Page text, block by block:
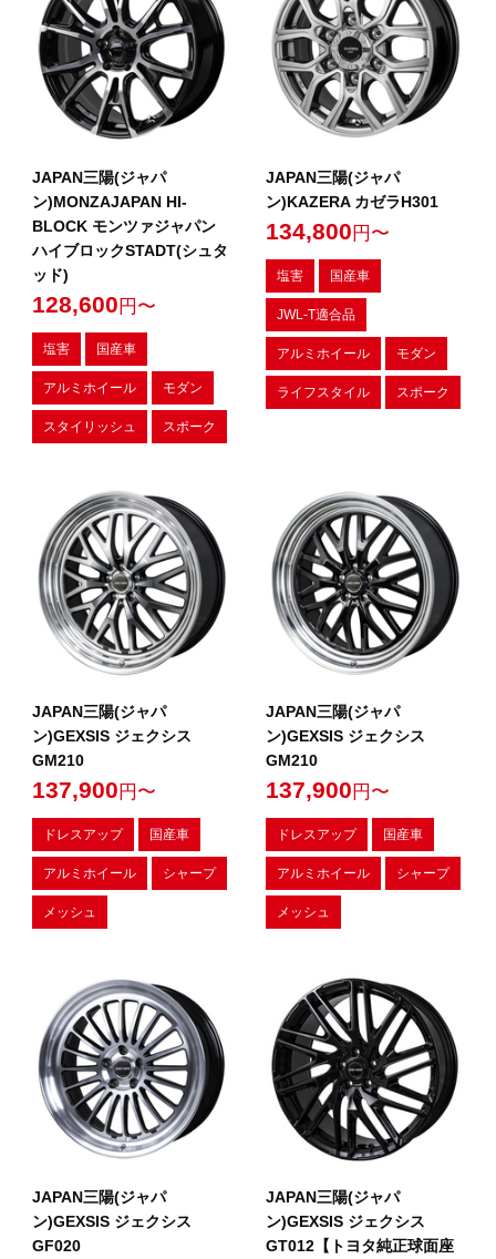
JAPAN三陽(ジャパ
ン)MONZAJAPAN HI-
BLOCK モンツァジャパン
ハイブロックSTADT(シュタ
ッド)
128,600 円〜
塩害 国産車
アルミホイール モダン
スタイリッシュ スポーク
JAPAN三陽(ジャパ
ン)KAZERA カゼラH301
134,800 円〜
塩害 国産車
JWL-T適合品
アルミホイール モダン
ライフスタイル スポーク
JAPAN三陽(ジャパ
ン)GEXSIS ジェクシス
GM210
137,900 円〜
ドレスアップ 国産車
アルミホイール シャープ
メッシュ
JAPAN三陽(ジャパ
ン)GEXSIS ジェクシス
GM210
137,900 円〜
ドレスアップ 国産車
アルミホイール シャープ
メッシュ
JAPAN三陽(ジャパ
ン)GEXSIS ジェクシス
GF020
JAPAN三陽(ジャパ
ン)GEXSIS ジェクシス
GT012【トヨタ純正球面座